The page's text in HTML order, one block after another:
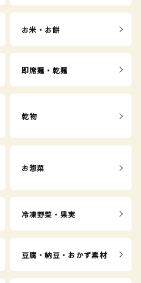
お米・お餅
即席麺・乾麺
乾物
お惣菜
冷凍野菜・果実
豆腐・納豆・おかず素材